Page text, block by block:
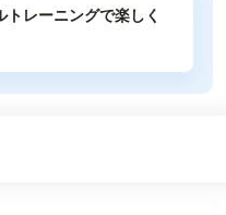
レーニングで楽しく